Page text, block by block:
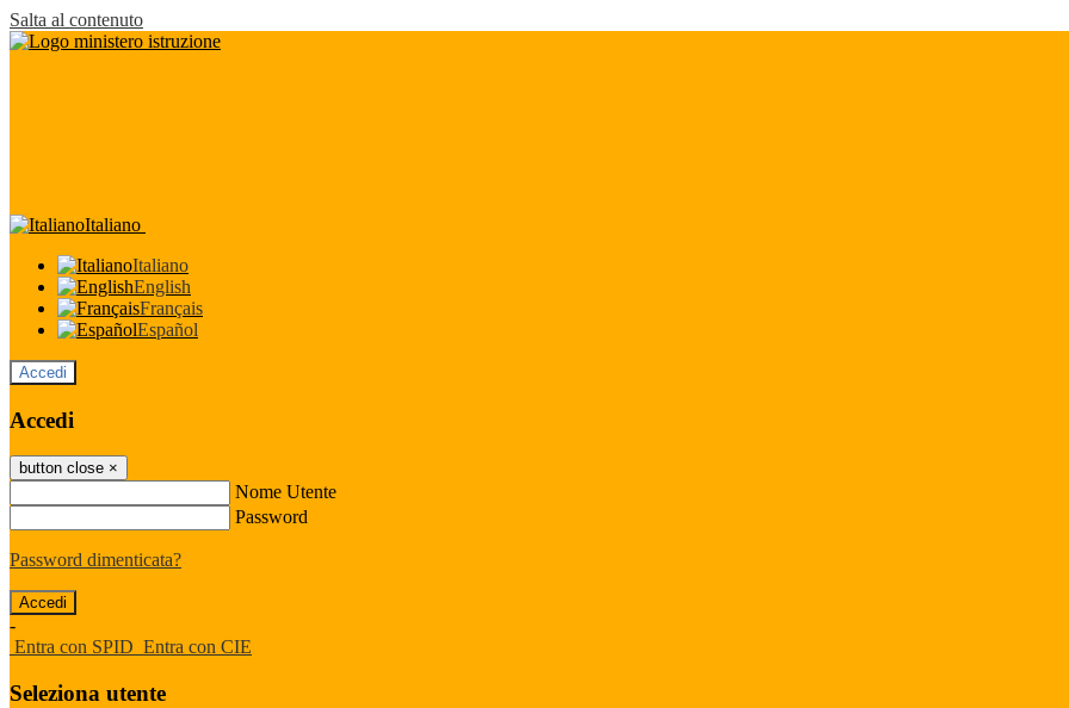
Salta al contenuto
Italiano
Italiano
English
Français
Español
Accedi
Accedi
button close ×
Nome Utente
Password
Password dimenticata?
-
Entra con SPID Entra con CIE
Seleziona utente